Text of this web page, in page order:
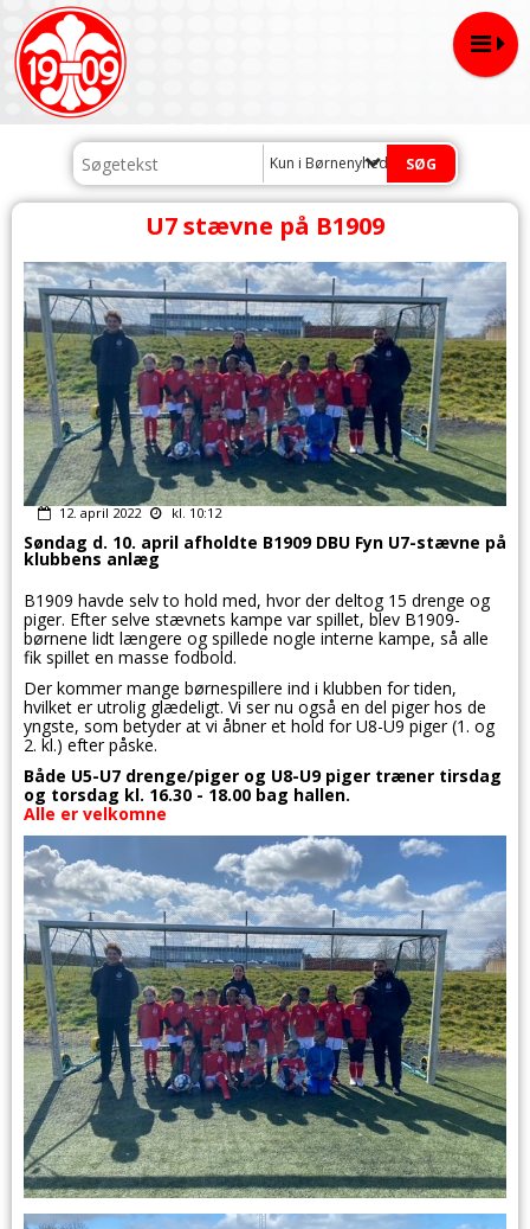
Kun i Børnenyheder
U7 stævne på B1909
12. april 2022 kl. 10:12
Søndag d. 10. april afholdte B1909 DBU Fyn U7-stævne på
klubbens anlæg
B1909 havde selv to hold med, hvor der deltog 15 drenge og
piger. Efter selve stævnets kampe var spillet, blev B1909-
børnene lidt længere og spillede nogle interne kampe, så alle
fik spillet en masse fodbold.
Der kommer mange børnespillere ind i klubben for tiden,
hvilket er utrolig glædeligt. Vi ser nu også en del piger hos de
yngste, som betyder at vi åbner et hold for U8-U9 piger (1. og
2. kl.) efter påske.
Både U5-U7 drenge/piger og U8-U9 piger træner tirsdag
og torsdag kl. 16.30 - 18.00 bag hallen.
Alle er velkomne